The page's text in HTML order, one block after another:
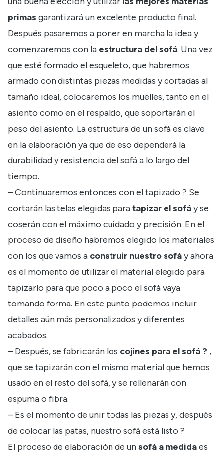
primas garantizará un excelente producto final.
Después pasaremos a poner en marcha la idea y
comenzaremos con la estructura del sofá. Una vez
que esté formado el esqueleto, que habremos
armado con distintas piezas medidas y cortadas al
tamaño ideal, colocaremos los muelles, tanto en el
asiento como en el respaldo, que soportarán el
peso del asiento. La estructura de un sofá es clave
en la elaboración ya que de eso dependerá la
durabilidad y resistencia del sofá a lo largo del
tiempo.
– Continuaremos entonces con el tapizado ? Se
cortarán las telas elegidas paratapizar el sofáy se
coserán con el máximo cuidado y precisión. En el
proceso de diseño habremos elegido los materiales
con los que vamos a construir nuestro sofáy ahora
es el momento de utilizar el material elegido para
tapizarlo para que poco a poco el sofá vaya
tomando forma. En este punto podemos incluir
detalles aún más personalizados y diferentes
acabados.
– Después, se fabricarán los cojines para el sofá ? ,
que se tapizarán con el mismo material que hemos
usado en el resto del sofá, y se rellenarán con
espuma o fibra.
– Es el momento de unir todas las piezas y, después
de colocar las patas, nuestro sofá está listo ?
El proceso de elaboración de unsofá a medidaes